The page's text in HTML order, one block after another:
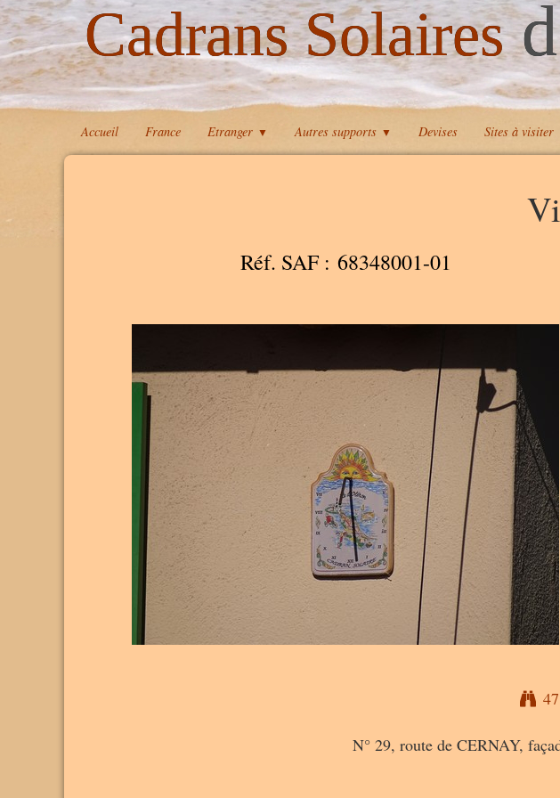
Cadrans Solaires
Accueil France Etranger ▼ Autres supports ▼ Devises Sites à visiter
Réf. SAF : 68348001-01
N° 29, route de CERNAY,